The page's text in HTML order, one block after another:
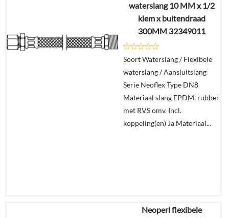
€10,89
In
winkelmand
waterslang 10 MM x 1/2
klem x buitendraad
300MM 32349011
Soort Waterslang / Flexibele
waterslang / Aansluitslang
Serie Neoflex Type DN8
Materiaal slang EPDM, rubber
met RVS omv. Incl.
koppeling(en) Ja Materiaal...
€9,24
Neoperl flexibele